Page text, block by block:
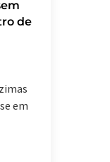
de
em